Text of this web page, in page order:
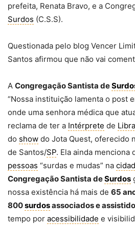
prefeita, Renata Bravo, e a
Surdos (C.S.S).
Questionada pelo blog Vencer
Santos afirmou que não vai
A Congregação Santista de
“Nossa instituição lamenta o post
onde uma senhora médica que
reclama de ter a Intérprete de
do show do Jota Quest, oferecido
de Santos/SP. Ela ainda menciona
pessoas “surdas e mudas” na
Congregação Santista deSurdos
nossa existência há mais de 65
800surdosassociados e
tempo por acessibilidade e